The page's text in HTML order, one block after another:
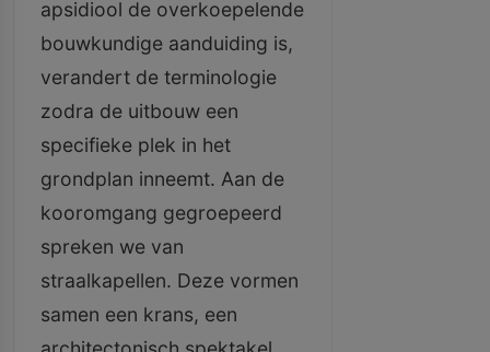
apsidiool de overkoepelende
bouwkundige aanduiding is,
verandert de terminologie
zodra de uitbouw een
specifieke plek in het
grondplan inneemt. Aan de
kooromgang gegroepeerd
spreken we van
straalkapellen. Deze vormen
samen een krans, een